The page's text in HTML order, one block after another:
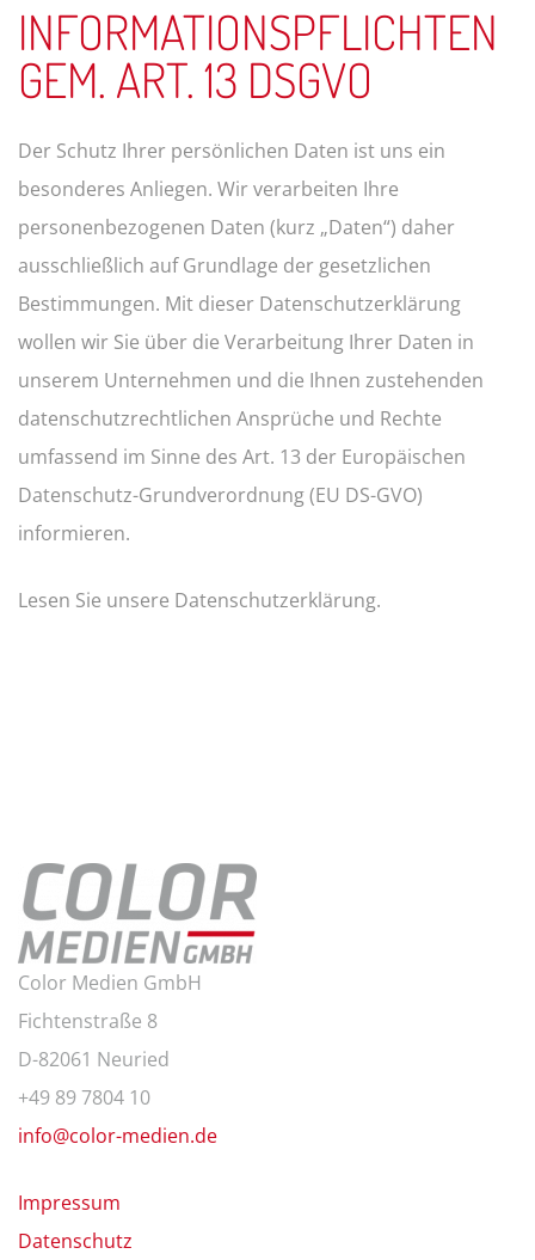
INFORMATIONSPFLICHTEN
GEM. ART. 13 DSGVO
Der Schutz Ihrer persönlichen Daten ist uns ein
besonderes Anliegen. Wir verarbeiten Ihre
personenbezogenen Daten (kurz „Daten“) daher
ausschließlich auf Grundlage der gesetzlichen
Bestimmungen. Mit dieser Datenschutzerklärung
wollen wir Sie über die Verarbeitung Ihrer Daten in
unserem Unternehmen und die Ihnen zustehenden
datenschutzrechtlichen Ansprüche und Rechte
umfassend im Sinne des Art. 13 der Europäischen
Datenschutz-Grundverordnung (EU DS-GVO)
informieren.
Lesen Sie unsere Datenschutzerklärung.
Color Medien GmbH
Fichtenstraße 8
D-82061 Neuried
+49 89 7804 10
info@color-medien.de
Impressum
Datenschutz